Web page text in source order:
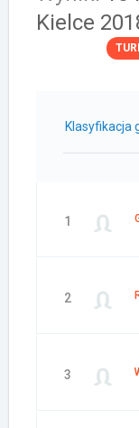
Kielce
Klasyfikacja
1
2
3